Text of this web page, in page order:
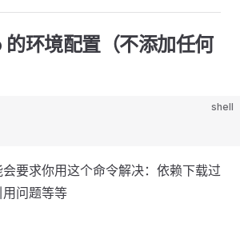
的环境配置（不添加任何
shell
要求你用这个命令解决：依赖下载过
问题等等